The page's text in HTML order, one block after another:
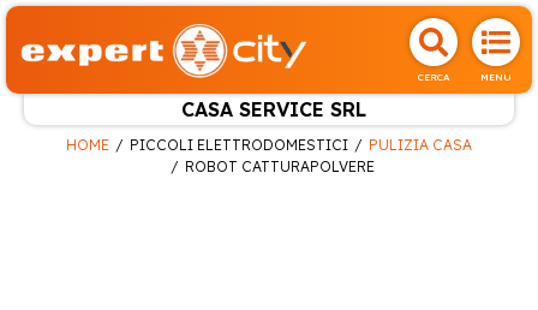
CERCA MENU
CASA SERVICE SRL
HOME PICCOLI ELETTRODOMESTICI
PULIZIA CASA
ROBOT CATTURAPOLVERE